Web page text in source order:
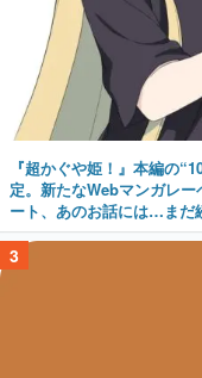
『超かぐや姫！』本編の
定。新たなWebマンガレ
ート、あのお話には…まだ
3